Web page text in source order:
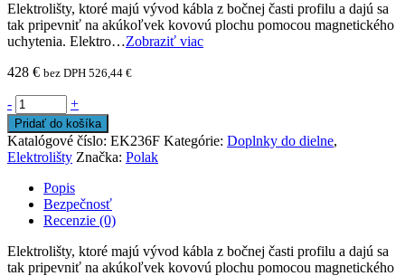
Elektrolišty, ktoré majú vývod kábla z bočnej časti profilu a dajú sa
tak pripevniť na akúkoľvek kovovú plochu pomocou magnetického
uchytenia. Elektro…Zobraziť viac
428 € bez DPH 526,44 €
- +
Pridať do košíka
Katalógové číslo: EK236F Kategórie: Doplnky do dielne,
Elektrolišty Značka: Polak
Popis
Bezpečnosť
Recenzie (0)
Elektrolišty, ktoré majú vývod kábla z bočnej časti profilu a dajú sa
tak pripevniť na akúkoľvek kovovú plochu pomocou magnetického